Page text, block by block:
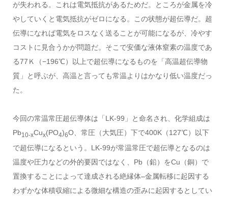
が失われる。これは電気抵抗があるためだ。ところが金属を冷
やしていくと電気抵抗がゼロになる。この状態が超伝導だ。超
伝導になれば電気をロスなく送ることが可能になるが、冷やす
コストに見合うかが問題だ。そこで安価な液体窒素の温度であ
る77Ｋ（−196℃）以上で超伝導になるものを「高温超伝導物
質」と呼ぶが、高温と言っても常温よりはかなり低い温度だっ
た。
今回の常温常圧超伝導体は「LK-99」と命名され、化学組成は
Pb10-xCux(PO4)6O、常圧（大気圧）下で400K（127℃）以下
で超伝導になるという。LK-99が常温常圧で超伝導となるのは
温度や圧力などの外的要因ではなく、Pb（鉛）をCu（銅）で
置換することによって達成される絶縁体–金属転移に起因する
わずかな体積収縮による微細な構造の歪みに起因するとしてい